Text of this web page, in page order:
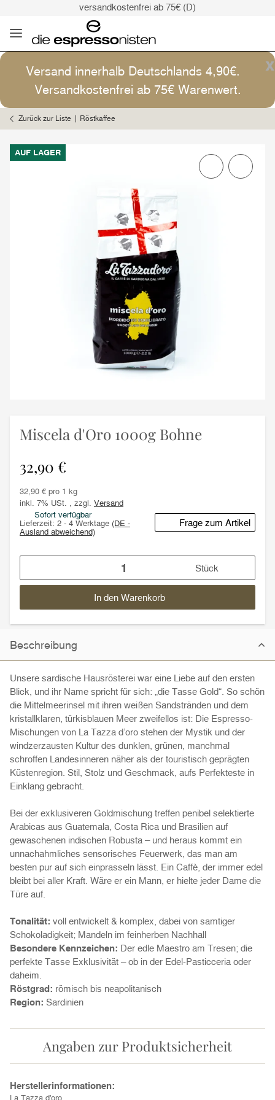
versandkostenfrei ab 75€ (D)
Versand: 4,90€ (D)
versandkostenfrei ab 75€ (D)
Kaffee ist Kunst
x
Versand innerhalb Deutschlands 4,90€.
Versandkostenfrei ab 75€ Warenwert.
Zurück zur Liste Röstkaffee
AUF LAGER
Miscela d'Oro 1000g Bohne
32,90 €
32,90 € pro 1 kg
inkl. 7% USt. , zzgl. Versand
Sofort verfügbar
Lieferzeit: 2 - 4 Werktage (DE -
Ausland abweichend)
Frage zum Artikel
Stück
In den Warenkorb
Beschreibung
Unsere sardische Hausrösterei war eine Liebe auf den ersten
Blick, und ihr Name spricht für sich: „die Tasse Gold“. So schön
die Mittelmeerinsel mit ihren weißen Sandstränden und dem
kristallklaren, türkisblauen Meer zweifellos ist: Die Espresso-
Mischungen von La Tazza d’oro stehen der Mystik und der
windzerzausten Kultur des dunklen, grünen, manchmal
schroffen Landesinneren näher als der touristisch geprägten
Küstenregion. Stil, Stolz und Geschmack, aufs Perfekteste in
Einklang gebracht.
Bei der exklusiveren Goldmischung treffen penibel selektierte
Arabicas aus Guatemala, Costa Rica und Brasilien auf
gewaschenen indischen Robusta – und heraus kommt ein
unnachahmliches sensorisches Feuerwerk, das man am
besten pur auf sich einprasseln lässt. Ein Caffè, der immer edel
bleibt bei aller Kraft. Wäre er ein Mann, er hielte jeder Dame die
Türe auf.
Tonalität: voll entwickelt & komplex, dabei von samtiger
Schokoladigkeit; Mandeln im feinherben Nachhall
Besondere Kennzeichen: Der edle Maestro am Tresen; die
perfekte Tasse Exklusivität – ob in der Edel-Pasticceria oder
daheim.
Röstgrad: römisch bis neapolitanisch
Region: Sardinien
Angaben zur Produktsicherheit
Herstellerinformationen:
La Tazza d'oro